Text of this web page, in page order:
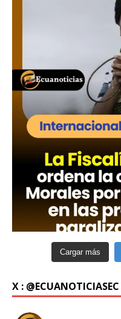
Cargar más
X : @ECUANOTICIASEC